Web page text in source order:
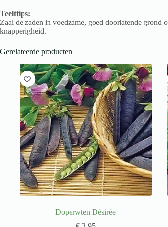
Teelttips:
Zaai de zaden in voedzame, goed doorlatende
knapperigheid.
Gerelateerde producten
Doperwten Désirée